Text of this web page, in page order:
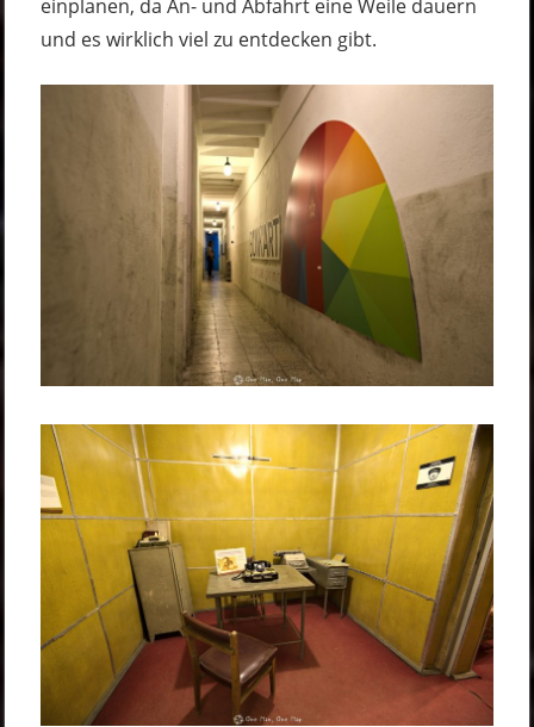
einplanen, da An- und Abfahrt eine Weile dauern
und es wirklich viel zu entdecken gibt.